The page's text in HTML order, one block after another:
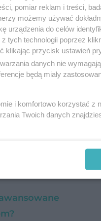
że choroba
ta postać
europejskich, z
liczba osób
pomiar reklam i treści,
możemy używać
urządzenia do celów
tych technologii poprzez
klikając przycisk ustawień
danych nie
będą miały
i komfortowo korzystać z
Twoich danych